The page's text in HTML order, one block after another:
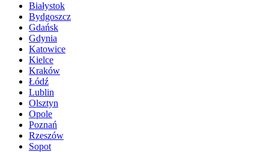
Białystok
Bydgoszcz
Gdańsk
Gdynia
Katowice
Kielce
Kraków
Łódź
Lublin
Olsztyn
Opole
Poznań
Rzeszów
Sopot